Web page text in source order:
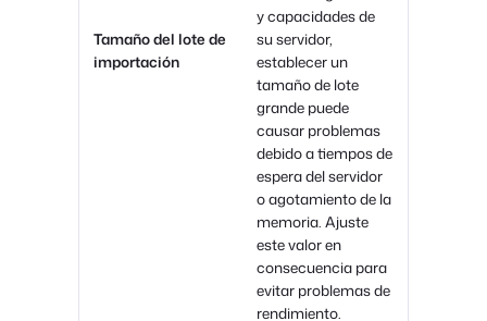
Tamaño del lote de
importación
y capacidades de
su servidor,
establecer un
tamaño de lote
grande puede
causar problemas
debido a tiempos de
espera del servidor
o agotamiento de la
memoria. Ajuste
este valor en
consecuencia para
evitar problemas de
rendimiento.